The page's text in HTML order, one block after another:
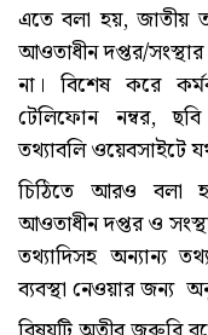
এতে বলা হয়, জাতীয়
আওতাধীন দপ্তর/
না। বিশেষ করে
টেলিফোন নম্বর,
তথ্যাবলি ওয়েবসাইটে
চিঠিতে আরও বলা
আওতাধীন দপ্তর ও
তথ্যাদিসহ অন্যান্য
ব্যবস্থা নেওয়ার জন্য